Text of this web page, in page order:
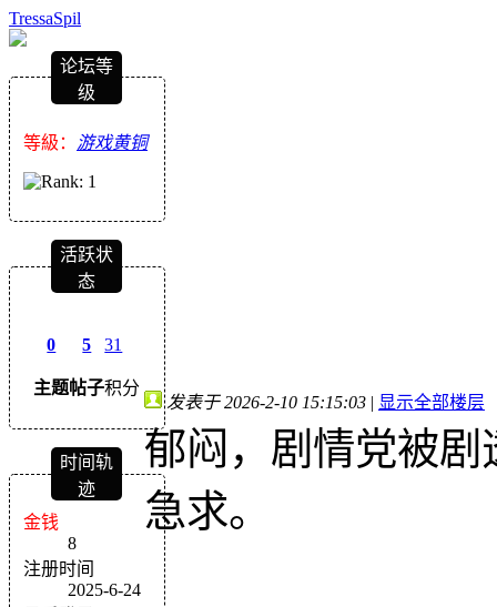
TressaSpil
论坛等
级
等級： 游戏黄铜
活跃状
态
0
主题
5
帖子
31
积分
时间轨
迹
金钱
8
注册时间
2025-6-24
发表于 2026-2-10 15:15:03 | 显示全部楼层
郁闷，剧情党被
急求。